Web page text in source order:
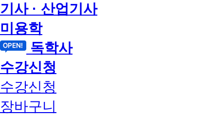
기사 · 산업기사
미용학
독학사
수강신청
수강신청
장바구니